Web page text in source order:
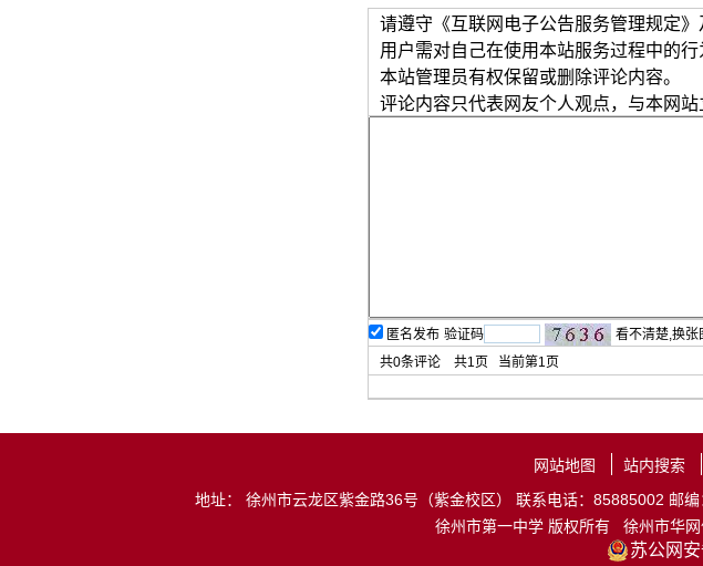
请遵守《互联网电子公告服务管理规定
用户需对自己在使用本站服务过程中的行
本站管理员有权保留或删除评论内容。
评论内容只代表网友个人观点，与本网站
匿名发布 验证码
看不清楚,换张
共0条评论 共1 页 当前第1 页
网站地图 站内搜索
地址： 徐州市云龙区紫金路36号（紫金校区） 联系电话：85885002
徐州市第一中学 版权所有 徐州市华
苏公网